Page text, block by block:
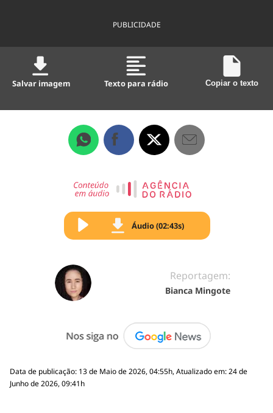
PUBLICIDADE
Salvar imagem Texto para rádio Copiar o texto
Áudio (02:43s)
Reportagem:
Bianca Mingote
Data de publicação: 13 de Maio de 2026, 04:55h, Atualizado em: 24 de
Junho de 2026, 09:41h